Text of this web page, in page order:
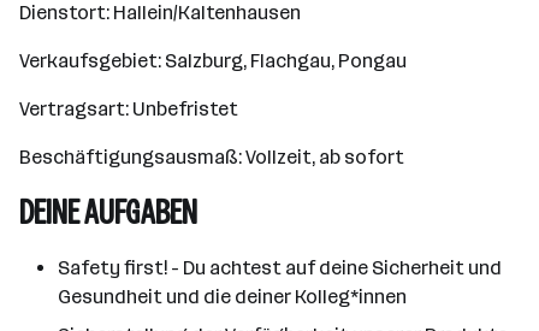
Dienstort: Hallein/Kaltenhausen
Verkaufsgebiet: Salzburg, Flachgau, Pongau
Vertragsart: Unbefristet
Beschäftigungsausmaß: Vollzeit, ab sofort
DEINE AUFGABEN
Safety first! - Du achtest auf deine Sicherheit und
Gesundheit und die deiner Kolleg*innen